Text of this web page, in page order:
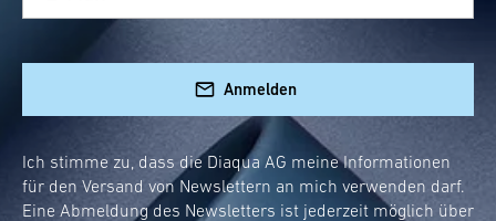
Anmelden
Ich stimme zu, dass die Diaqua AG meine Informationen
für den Versand von Newslettern an mich verwenden darf.
Eine Abmeldung des Newsletters ist jederzeit möglich über